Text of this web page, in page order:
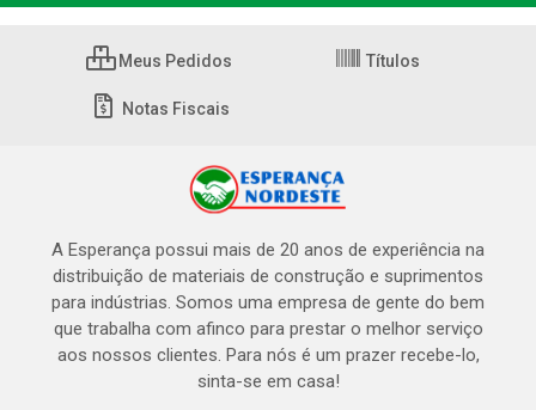
Meus Pedidos Títulos
Notas Fiscais
A Esperança possui mais de 20 anos de experiência na
distribuição de materiais de construção e suprimentos
para indústrias. Somos uma empresa de gente do bem
que trabalha com afinco para prestar o melhor serviço
aos nossos clientes. Para nós é um prazer recebe-lo,
sinta-se em casa!